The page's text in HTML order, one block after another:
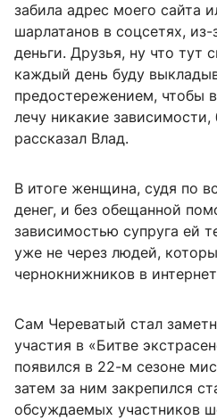
забила адрес моего сайта
шарлатанов в соцсетях, из-
деньги. Друзья, ну что тут
каждый день буду
предостережением, чтобы
лечу никакие
рассказал Влад.
В итоге женщина, судя по
денег, и без обещанной
зависимостью супруга ей
уже не через людей,
чернокнижников в
Сам Череватый стал
участия в «Битве
появился в 22-м сезоне
затем за ним закрепился
обсуждаемых участников